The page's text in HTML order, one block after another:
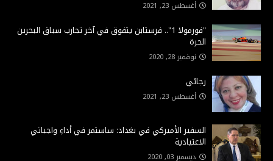
أغسطس 23, 2021
"فورمولا 1".. فرستابن يتفوق في آخر تجارب سباق البحرين
الحرة
نوفمبر 28, 2020
رجائي
أغسطس 23, 2021
السفير الأميركي في بغداد: ساستمر في أداءِ واجباتي
الاعتيادية
ديسمبر 03, 2020